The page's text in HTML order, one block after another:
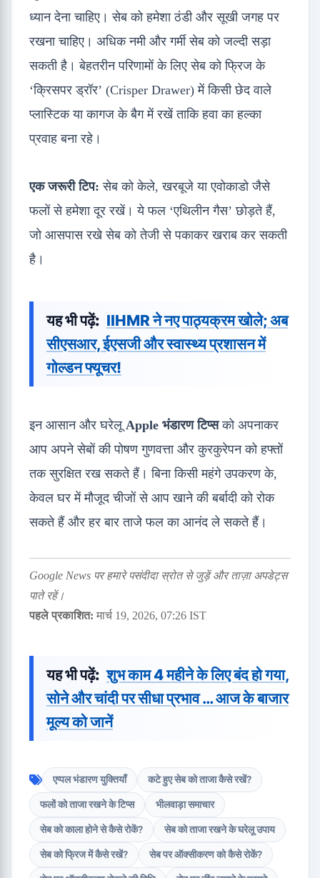
ध्यान देना चाहिए। सेब को हमेशा ठंडी और सूखी जगह पर
रखना चाहिए। अधिक नमी और गर्मी सेब को जल्दी सड़ा
सकती है। बेहतरीन परिणामों के लिए सेब को फ्रिज के
‘क्रिसपर ड्रॉर’ (Crisper Drawer) में किसी छेद वाले
प्लास्टिक या कागज के बैग में रखें ताकि हवा का हल्का
प्रवाह बना रहे।
एक जरूरी टिप: सेब को केले, खरबूजे या एवोकाडो जैसे
फलों से हमेशा दूर रखें। ये फल ‘एथिलीन गैस’ छोड़ते हैं,
जो आसपास रखे सेब को तेजी से पकाकर खराब कर सकती
है।
यह भी पढ़ें: IIHMR ने नए पाठ्यक्रम खोले; अब
सीएसआर, ईएसजी और स्वास्थ्य प्रशासन में
गोल्डन फ्यूचर!
इन आसान और घरेलूApple भंडारण टिप्सको अपनाकर
आप अपने सेबों की पोषण गुणवत्ता और कुरकुरेपन को हफ्तों
तक सुरक्षित रख सकते हैं। बिना किसी महंगे उपकरण के,
केवल घर में मौजूद चीजों से आप खाने की बर्बादी को रोक
सकते हैं और हर बार ताजे फल का आनंद ले सकते हैं।
Google News पर हमारे पसंदीदा स्रोत से जुड़ें और ताज़ा अपडेट्स
पाते रहें।
पहले प्रकाशित: मार्च 19, 2026, 07:26 IST
यह भी पढ़ें: शुभ काम 4 महीने के लिए बंद हो गया,
सोने और चांदी पर सीधा प्रभाव … आज के बाजार
मूल्य को जानें
एप्पल भंडारण युक्तियाँ कटे हुए सेब को ताजा कैसे रखें?
फलों को ताजा रखने के टिप्स भीलवाड़ा समाचार
सेब को काला होने से कैसे रोकें? सेब को ताजा रखने के घरेलू उपाय
सेब को फ्रिज में कैसे रखें? सेब पर ऑक्सीकरण को कैसे रोकें?